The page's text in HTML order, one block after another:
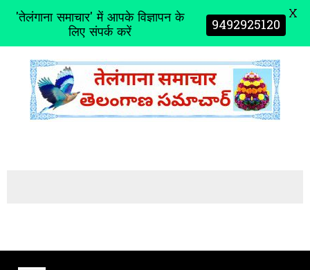
t
'तेलंगाना समाचार' में आपके विज्ञापन के
लिए संपर्क करें 9492925120 X